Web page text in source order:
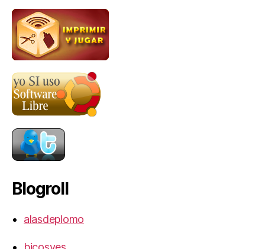
Blogroll
alasdeplomo